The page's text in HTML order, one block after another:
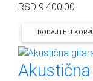
RSD 9.400,00
DODAJTE U